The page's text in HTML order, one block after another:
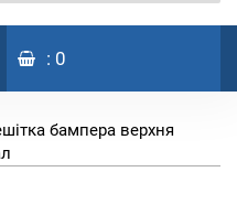
: 0
бампера верхня